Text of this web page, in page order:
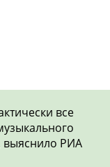
все
выяснило РИА